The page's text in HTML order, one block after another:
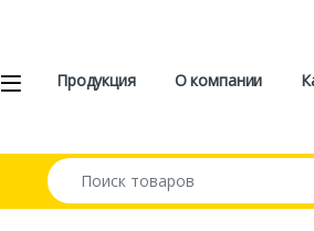
Open Продукция О компании
Искать: